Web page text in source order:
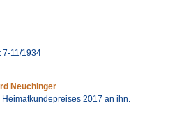
7-11/1934
Neuchinger
2017 an ihn.